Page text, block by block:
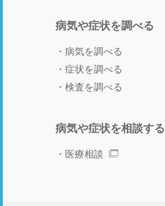
病気や症状を調べる
病気を調べる
症状を調べる
検査を調べる
病気や症状を相談する
医療相談